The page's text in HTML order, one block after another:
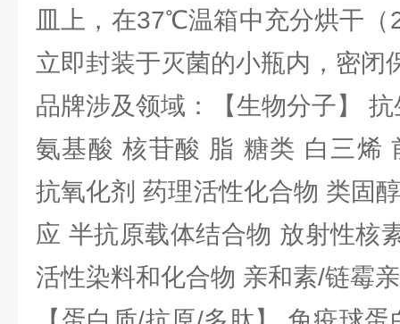
皿上，在37℃温箱中充分烘干（
立即封装于灭菌的小瓶内，密闭
品牌涉及领域：【生物分子】
氨基酸 核苷酸 脂 糖类 白三烯
抗氧化剂 药理活性化合物 类固
应 半抗原载体结合物 放射性核
活性染料和化合物 亲和素/链霉